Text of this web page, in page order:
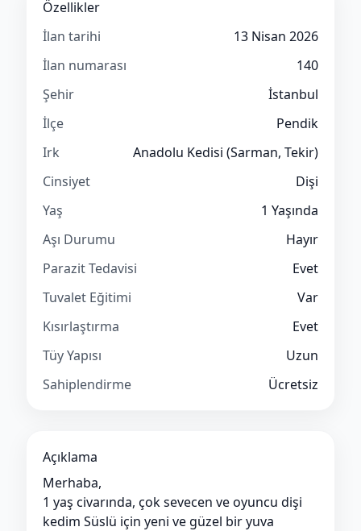
Özellikler
İlan tarihi
13 Nisan 2026
İlan numarası
140
Şehir
İstanbul
İlçe
Pendik
Irk
Anadolu Kedisi (Sarman, Tekir)
Cinsiyet
Dişi
Yaş
1 Yaşında
Aşı Durumu
Hayır
Parazit Tedavisi
Evet
Tuvalet Eğitimi
Var
Kısırlaştırma
Evet
Tüy Yapısı
Uzun
Sahiplendirme
Ücretsiz
Açıklama
Merhaba,
1 yaş civarında, çok sevecen ve oyuncu dişi
kedim Süslü için yeni ve güzel bir yuva